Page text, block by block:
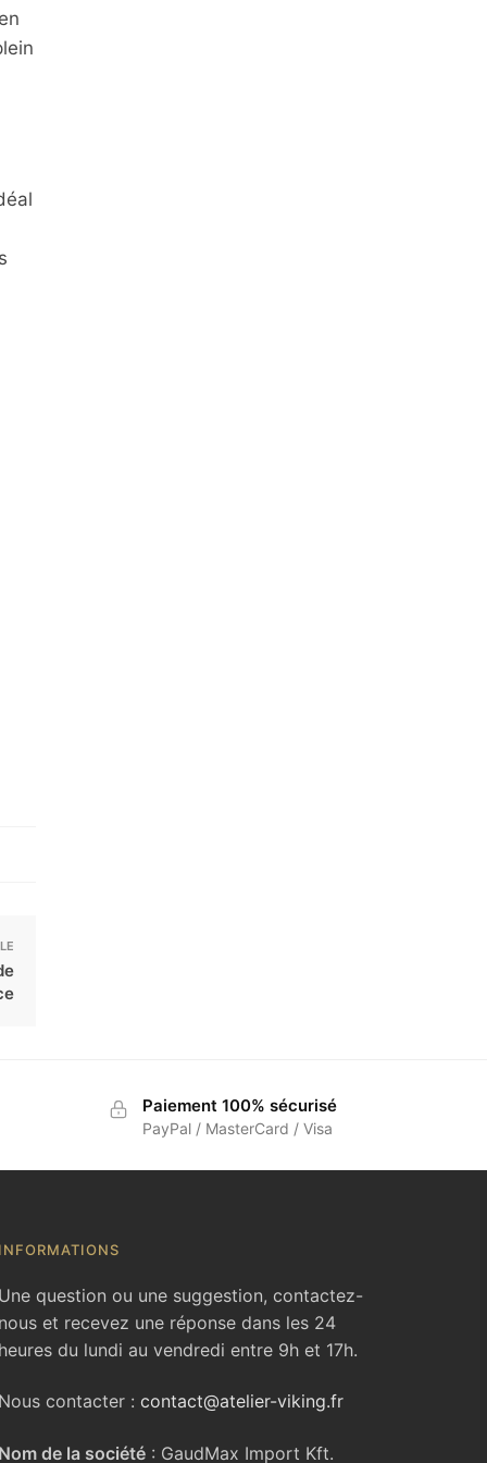
Paiement 100% sécurisé
PayPal / MasterCard / Visa
question ou une suggestion, contactez-
et recevez une réponse dans les 24
du lundi au vendredi entre 9h et 17h.
contacter : contact@atelier-viking.fr
de la société: GaudMax Import Kft.